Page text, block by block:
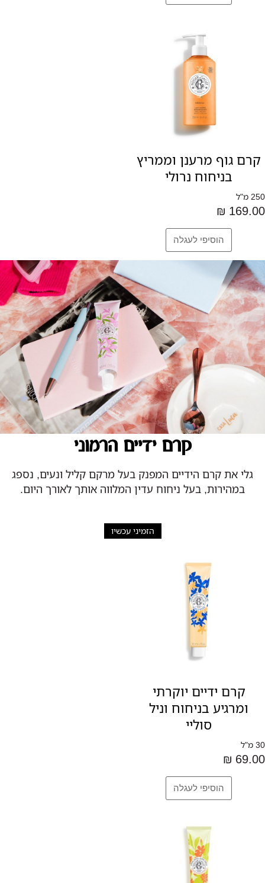
קרם גוף מרענן וממריץ
בניחוח נרולי
250 מ"ל
169.00 ₪
קרם ידיים הרמוני
גלי את קרם הידיים המפנק בעל מרקם קליל ונעים, נספג
במהירות, בעל ניחוח עדין המלווה אותך לאורך היום.
הזמיני עכשיו
קרם ידיים יוקרתי
ומרגיע בניחוח וניל
סוליי
30 מ"ל
69.00 ₪